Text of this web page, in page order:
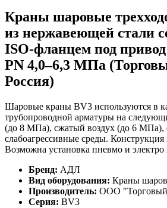
Краны шаровые
из нержавеющей стали
ISO-фланцем под
PN 4,0–6,3 МПа
Россия)
Шаровые краны BV3 используются в
трубопроводной арматуры на
(до 8 МПа), сжатый воздух (до 6
слабоагрессивные среды. Конструкция
Возможна установка пневмо и электро
Бренд: АДЛ
Вид оборудования: Краны
Производитель: ООО
Серия: BV3